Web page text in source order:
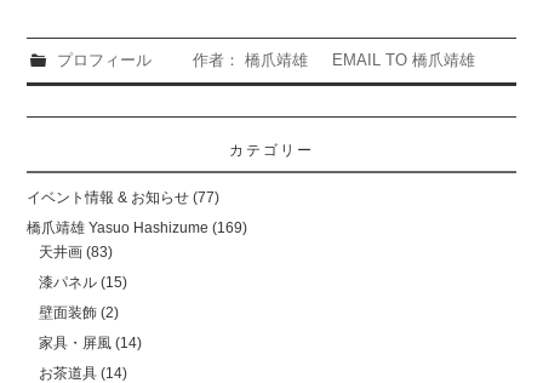
プロフィール 作者： 橋爪靖雄 EMAIL TO 橋爪靖雄
Post
カテゴリー
イベント情報 & お知らせ (77)
橋爪靖雄 Yasuo Hashizume (169)
天井画 (83)
漆パネル (15)
壁面装飾 (2)
家具・屏風 (14)
お茶道具 (14)